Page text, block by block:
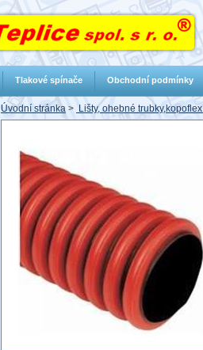
Úvodní stránka > Lišty, ohebné
Tlakové spínače Obchodní podmínky